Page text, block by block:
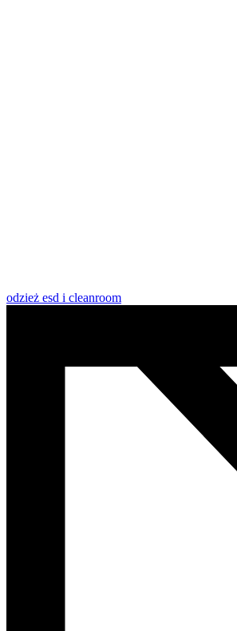
odzież esd i cleanroom